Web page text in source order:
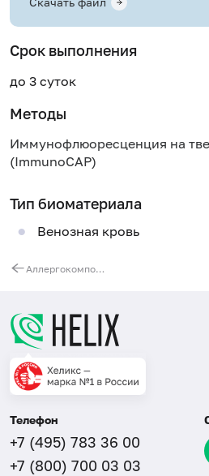
Срок выполнения
до 3 суток
Методы
Иммунофлюоресценция на
(ImmunoCAP)
Тип биоматериала
Венозная кровь
Аллергокомпонент f423 - арахис rAra h 2, IgE (ImmunoCAP)
Телефон
+7 (495) 783 36 00
+7 (800) 700 03 03